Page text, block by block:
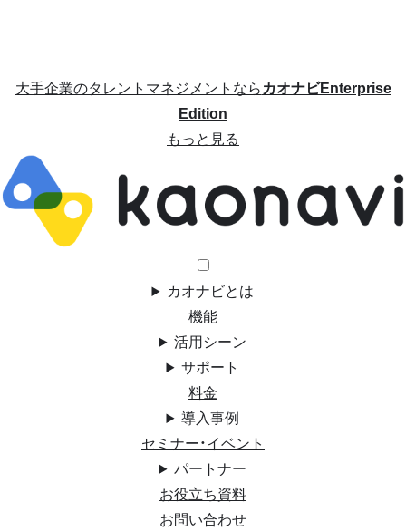
大手企業のタレントマネジメントならカオナビEnterprise
Edition
もっと見る
カオナビとは
機能
活用シーン
サポート
料金
導入事例
セミナー・イベント
パートナー
お役立ち資料
お問い合わせ